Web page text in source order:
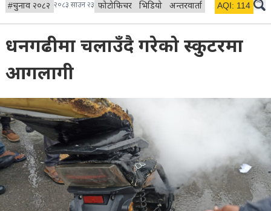
#चुनाव २०८२ २०८३ साउन २३ फोटोफिचर भिडियो अन्तरवार्ता विचार/ब्लग
AQI: 114
धनगढीमा चलाउँदै गरेको स्कुटरमा
आगलागी